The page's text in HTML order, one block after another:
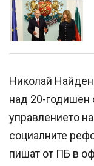
Николай
над 20-годишен
управлението
социалните
пишат от ПБ в